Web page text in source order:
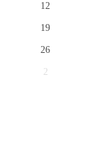
12
19
26
2